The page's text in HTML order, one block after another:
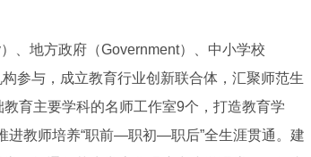
地方政府（Government）、中小学校
参与，成立教育行业创新联合体，汇聚师范生
育主要学科的名师工作室9个，打造教育学
进教师培养“职前—职初—职后”全生涯贯通。建